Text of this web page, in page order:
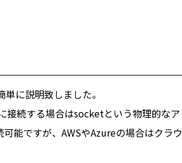
に説明致しました。
接続する場合はsocketという物理的なア
能ですが、AWSやAzureの場合はクラウ